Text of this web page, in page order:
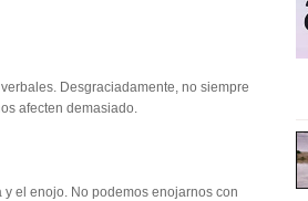
Desgraciadamente, no siempre
afecten demasiado.
el enojo. No podemos enojarnos con